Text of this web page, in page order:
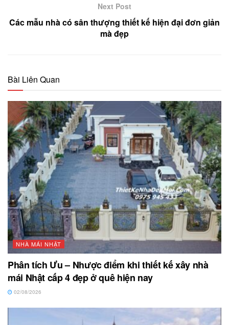
Next Post
Các mẫu nhà có sân thượng thiết kế hiện đại đơn giản
mà đẹp
Bài Liên Quan
NHÀ MÁI NHẬT
Phân tích Ưu – Nhược điểm khi thiết kế xây nhà
mái Nhật cấp 4 đẹp ở quê hiện nay
02/08/2026